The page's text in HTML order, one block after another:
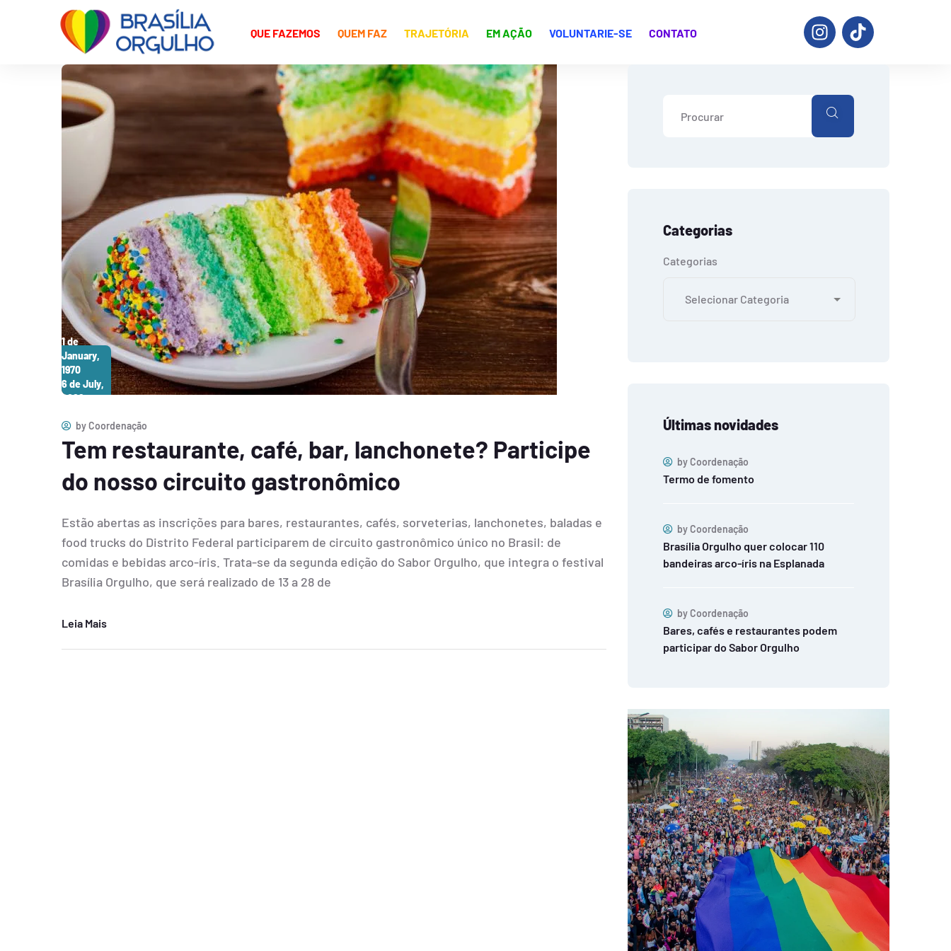
QUE FAZEMOS QUEM FAZ TRAJETÓRIA EM AÇÃO VOLUNTARIE-SE CONTATO
1 de
January,
1970
6 de July,
2026
byCoordenação
Tem restaurante, café, bar, lanchonete? Participe
do nosso circuito gastronômico
Estão abertas as inscrições para bares, restaurantes, cafés, sorveterias, lanchonetes, baladas e
food trucks do Distrito Federal participarem de circuito gastronômico único no Brasil: de
comidas e bebidas arco-íris. Trata-se da segunda edição do Sabor Orgulho, que integra o festival
Brasília Orgulho, que será realizado de 13 a 28 de
Leia Mais
Categorias
Categorias
Últimas novidades
byCoordenação
Termo de fomento
byCoordenação
Brasília Orgulho quer colocar 110
bandeiras arco-íris na Esplanada
byCoordenação
Bares, cafés e restaurantes podem
participar do Sabor Orgulho